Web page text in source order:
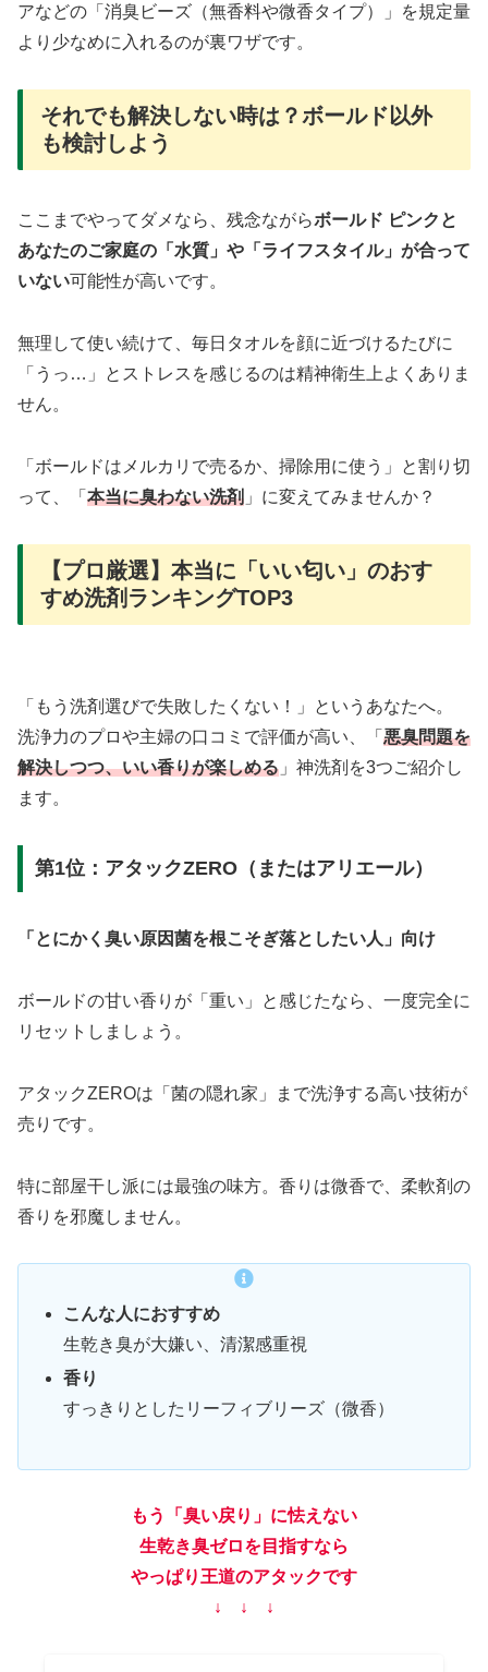
アなどの「消臭ビーズ（無香料や微香タイプ）」を規定量
より少なめに入れるのが裏ワザです。
それでも解決しない時は？ボールド以外
も検討しよう
ここまでやってダメなら、残念ながらボールド ピンクと
あなたのご家庭の「水質」や「ライフスタイル」が合って
いない可能性が高いです。
無理して使い続けて、毎日タオルを顔に近づけるたびに
「うっ…」とストレスを感じるのは精神衛生上よくありま
せん。
「ボールドはメルカリで売るか、掃除用に使う」と割り切
って、「 本当に臭わない洗剤 」に変えてみませんか？
【プロ厳選】本当に「いい匂い」のおす
すめ洗剤ランキングTOP3
「もう洗剤選びで失敗したくない！」というあなたへ。
洗浄力のプロや主婦の口コミで評価が高い、「 悪臭問題を
解決しつつ、いい香りが楽しめる 」神洗剤を3つご紹介し
ます。
第1位：アタックZERO（またはアリエール）
「とにかく臭い原因菌を根こそぎ落としたい人」向け
ボールドの甘い香りが「重い」と感じたなら、一度完全に
リセットしましょう。
アタックZEROは「菌の隠れ家」まで洗浄する高い技術が
売りです。
特に部屋干し派には最強の味方。香りは微香で、柔軟剤の
香りを邪魔しません。
こんな人におすすめ
生乾き臭が大嫌い、清潔感重視
香り
すっきりとしたリーフィブリーズ（微香）
もう「臭い戻り」に怯えない
生乾き臭ゼロを目指すなら
やっぱり王道のアタックです
↓ ↓ ↓